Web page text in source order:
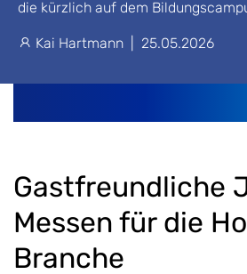
die kürzlich auf dem
Kai Hartmann 25.05.2026
Gastfreundliche
Messen für die
Branche